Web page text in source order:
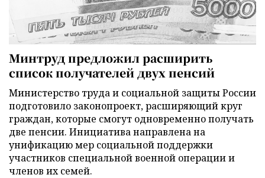
Минтруд предложил расширить
список получателей двух пенсий
Министерство труда и социальной защиты России
подготовило законопроект, расширяющий круг
граждан, которые смогут одновременно получать
две пенсии. Инициатива направлена на
унификацию мер социальной поддержки
участников специальной военной операции и
членов их семей.